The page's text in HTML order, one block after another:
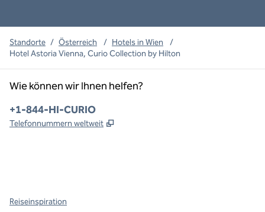
Standorte / Österreich / Hotels in Wien
/
Hotel Astoria Vienna, Curio Collection by Hilton
Wie können wir Ihnen helfen?
Telefon:
+1-844-HI-CURIO
Telefonnummern weltweit ,
Reiseinspiration